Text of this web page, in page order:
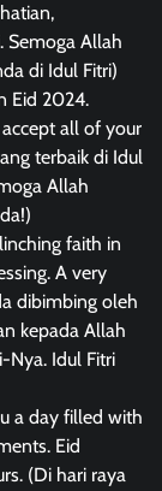
Semoga Allah
di Idul Fitri)
Eid 2024.
all of your
terbaik di Idul
Allah
faith in
A very
dibimbing oleh
kepada Allah
Nya. Idul Fitri
a day filled with
Eid
(Di hari raya